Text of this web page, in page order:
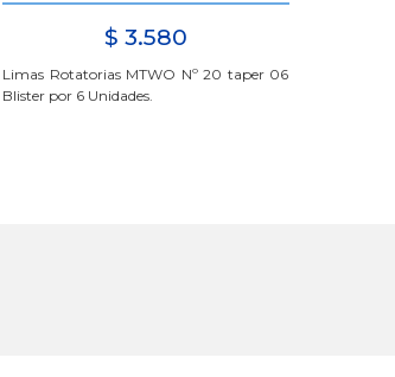
$ 3.580
Limas Rotatorias MTWO Nº 20 taper 06
Blister por 6 Unidades.